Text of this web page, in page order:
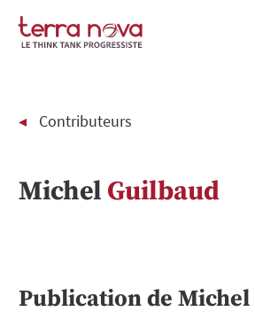
Contributeurs
Michel Guilbaud
Publication de Michel